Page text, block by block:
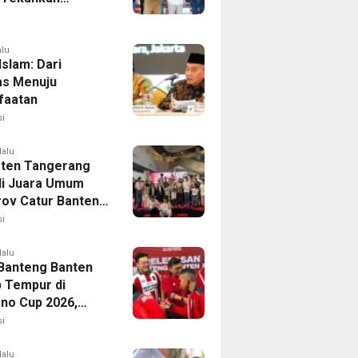
Dini
Dari
Menuju
Tangerang
Juara Umum
Catur Banten
24 Medali
Banten
Tempur di
Cup 2026,
Harumkan